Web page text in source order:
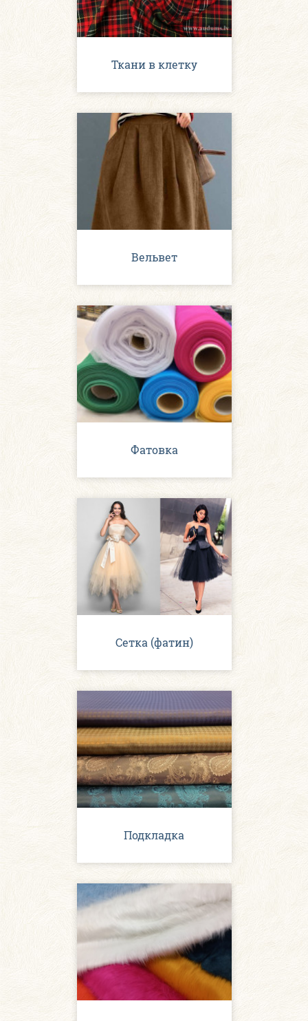
Ткани в клетку
Вельвет
Фатовка
Сетка (фатин)
Подкладка